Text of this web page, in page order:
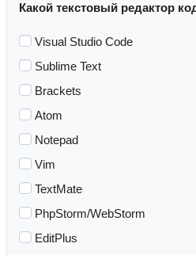
Какой текстовый редактор
Visual Studio Code
Sublime Text
Brackets
Atom
Notepad
Vim
TextMate
PhpStorm/WebStorm
EditPlus